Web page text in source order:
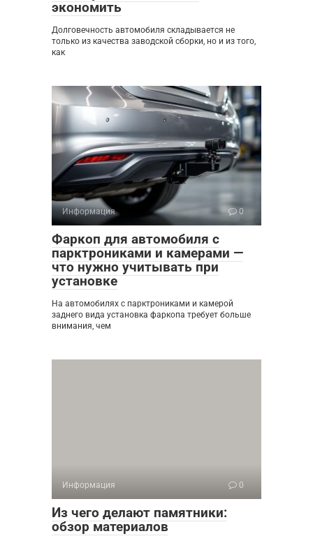
экономить
Долговечность автомобиля складывается не
только из качества заводской сборки, но и из того,
как
Информация 0
Фаркоп для автомобиля с
парктрониками и камерами —
что нужно учитывать при
установке
На автомобилях с парктрониками и камерой
заднего вида установка фаркопа требует больше
внимания, чем
Информация 0
Из чего делают памятники:
обзор материалов